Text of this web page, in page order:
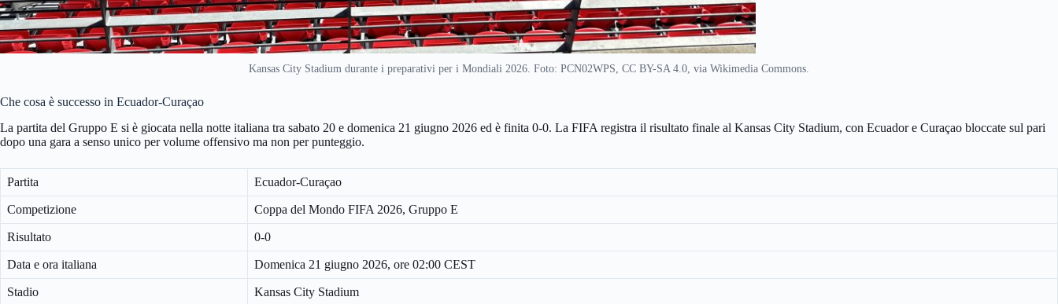
Kansas City Stadium durante i preparativi per i Mondiali 2026. Foto: PCN02WPS, CC BY-SA 4.0, via Wikimedia Commons.
Che cosa è successo in Ecuador-Curaçao
La partita del Gruppo E si è giocata nella notte italiana tra sabato 20 e domenica 21 giugno 2026 ed è finita 0-0. La FIFA registra il risultato finale al Kansas City Stadium, con Ecuador e Curaçao bloccate sul pari
dopo una gara a senso unico per volume offensivo ma non per punteggio.
Partita Ecuador-Curaçao
Competizione Coppa del Mondo FIFA 2026, Gruppo E
Risultato 0-0
Data e ora italiana Domenica 21 giugno 2026, ore 02:00 CEST
Stadio Kansas City Stadium